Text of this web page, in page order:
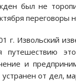
был не
переговоры
г. Извольский
путешествию
и
устранен от дел,